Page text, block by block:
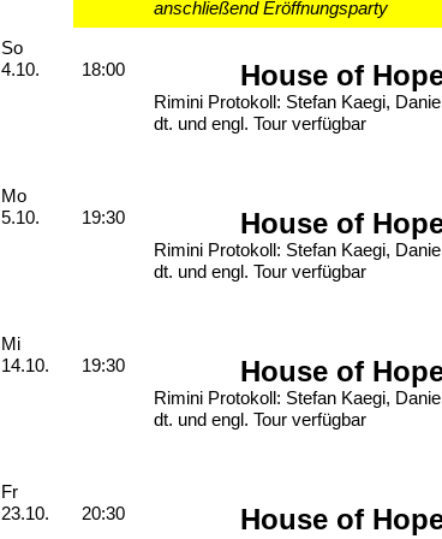
anschließend Eröffnungsparty
Sonntag, 04. Oktober 2026
So
4.10.
18:00 House of
Rimini Protokoll: Stefan Kaegi,
dt. und engl. Tour verfügbar
Montag, 05. Oktober 2026
Mo
5.10.
19:30 House of
Rimini Protokoll: Stefan Kaegi,
dt. und engl. Tour verfügbar
Mittwoch, 14. Oktober 2026
Mi
14.10.
19:30 House of
Rimini Protokoll: Stefan Kaegi,
dt. und engl. Tour verfügbar
Freitag, 23. Oktober 2026
Fr
23.10.
20:30 House of